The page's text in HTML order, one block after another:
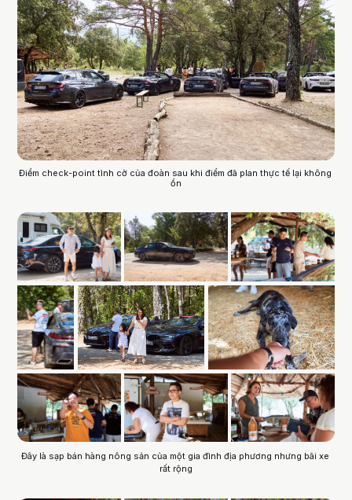
Điểm check-point tình cờ của đoàn sau khi điểm đã plan thực tế lại không
ổn
Đây là sạp bán hàng nông sản của một gia đình địa phương nhưng bãi xe
rất rộng